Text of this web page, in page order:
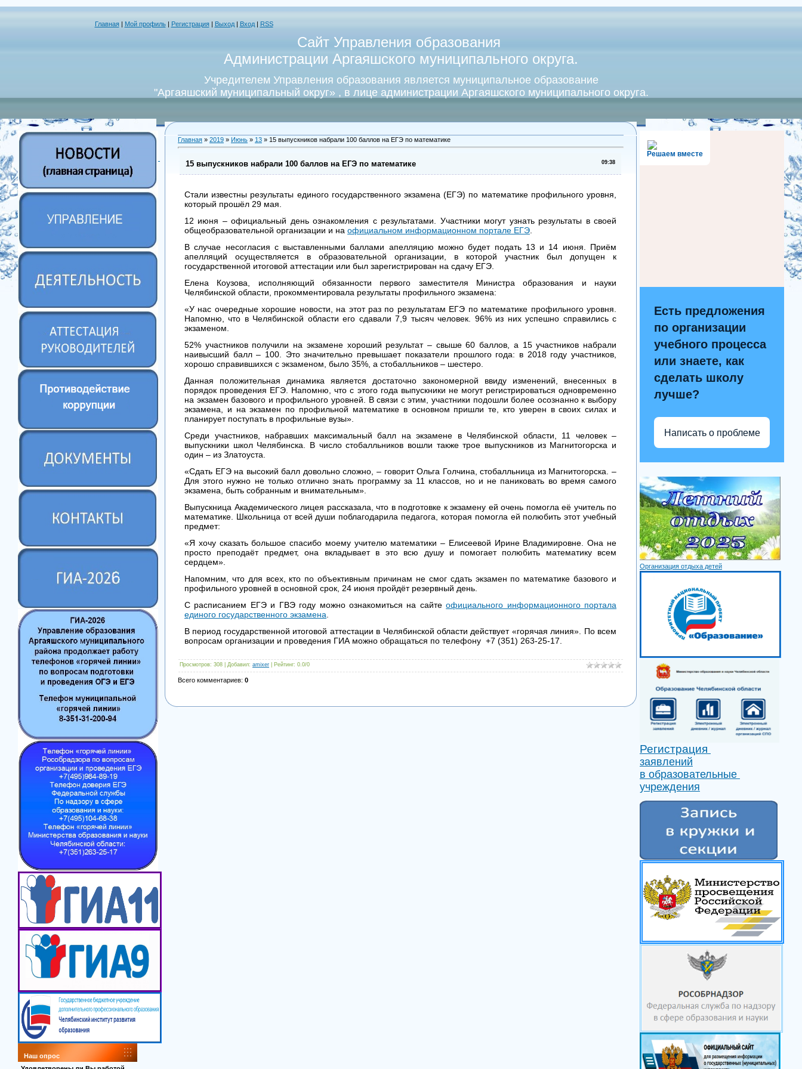
Главная| Мой профиль| Регистрация Выход| Вход RSS
Сайт Управления образования
Администрации Аргаяшского муниципального округа.
Учредителем Управления образования является муниципальное образование
"Аргаяшский муниципальный округ» , в лице администрации Аргаяшского муниципального округа.
Наш опрос
Главная » 2019 » Июнь » 13 » 15 выпускников набрали 100 баллов на ЕГЭ по математике
09:38
15 выпускников набрали 100 баллов на ЕГЭ по математике
Стали известны результаты единого государственного экзамена (ЕГЭ) по математике профильного уровня,
который прошёл 29 мая.
12 июня – официальный день ознакомления с результатами. Участники могут узнать результаты в своей
общеобразовательной организации и на официальном информационном портале ЕГЭ
В случае несогласия с выставленными баллами апелляцию можно будет подать 13 и 14 июня. Приём
апелляций осуществляется в образовательной организации, в которой участник был допущен к
государственной итоговой аттестации или был зарегистрирован на сдачу ЕГЭ.
Елена Коузова, исполняющий обязанности первого заместителя Министра образования и науки
Челябинской области, прокомментировала результаты профильного экзамена:
«У нас очередные хорошие новости, на этот раз по результатам ЕГЭ по математике профильного уровня.
Напомню, что в Челябинской области его сдавали 7,9 тысяч человек. 96% из них успешно справились с
экзаменом.
52% участников получили на экзамене хороший результат – свыше 60 баллов, а 15 участников набрали
наивысший балл – 100. Это значительно превышает показатели прошлого года: в 2018 году участников,
хорошо справившихся с экзаменом, было 35%, а стобалльников – шестеро.
Данная положительная динамика является достаточно закономерной ввиду изменений, внесенных в
порядок проведения ЕГЭ. Напомню, что с этого года выпускники не могут регистрироваться одновременно
на экзамен базового и профильного уровней. В связи с этим, участники подошли более осознанно к выбору
экзамена, и на экзамен по профильной математике в основном пришли те, кто уверен в своих силах и
планирует поступать в профильные вузы».
Среди участников, набравших максимальный балл на экзамене в Челябинской области, 11 человек –
выпускники школ Челябинска. В число стобалльников вошли также трое выпускников из Магнитогорска и
один – из Златоуста.
«Сдать ЕГЭ на высокий балл довольно сложно, – говорит Ольга Голчина, стобалльница из Магнитогорска. –
Для этого нужно не только отлично знать программу за 11 классов, но и не паниковать во время самого
экзамена, быть собранным и внимательным».
Выпускница Академического лицея рассказала, что в подготовке к экзамену ей очень помогла её учитель по
математике. Школьница от всей души поблагодарила педагога, которая помогла ей полюбить этот учебный
предмет:
«Я хочу сказать большое спасибо моему учителю математики – Елисеевой Ирине Владимировне. Она не
просто преподаёт предмет, она вкладывает в это всю душу и помогает полюбить математику всем
сердцем».
Напомним, что для всех, кто по объективным причинам не смог сдать экзамен по математике базового и
профильного уровней в основной срок, 24 июня пройдёт резервный день.
С расписанием ЕГЭ и ГВЭ году можно ознакомиться на сайтеофициального информационного портала
единого государственного экзамена
В период государственной итоговой аттестации в Челябинской области действует «горячая линия». По всем
вопросам организации и проведения ГИА можно обращаться по телефону +7 (351) 263-25-17.
Просмотров: 308 | Добавил: amixer Рейтинг: 0.0/0
Всего комментариев: 0
Решаем вместе
Есть предложения
по организации
учебного процесса
или знаете, как
сделать школу
лучше?
Написать о проблеме
Организация отдыха детей
Регистрация
заявлений
в образовательные
учреждения